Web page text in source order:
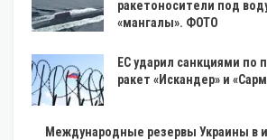
ракетоносители под
«мангалы». ФОТО
ЕС ударил санкциями по
ракет «Искандер» и
Международные резервы Украины в